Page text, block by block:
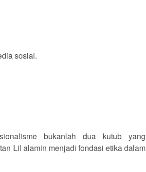
sosial.
bukanlah dua kutub yang
Lil alamin menjadi fondasi etika dalam